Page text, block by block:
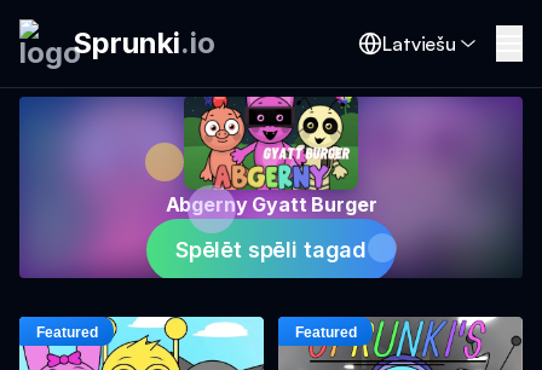
Sprunki.io Latviešu
Abgerny Gyatt Burger
Spēlēt spēli tagad